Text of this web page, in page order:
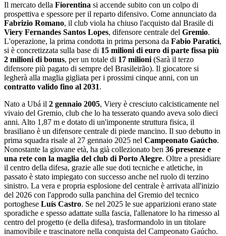
Il mercato della Fiorentina si accende subito con un colpo di
prospettiva e spessore per il reparto difensivo. Come annunciato da
Fabrizio Romano, il club viola ha chiuso l'acquisto dal Brasile di
Viery Fernandes Santos Lopes, difensore centrale del Gremio.
L'operazione, la prima condotta in prima persona da Fabio Paratici,
si è concretizzata sulla base di 15 milioni di euro di parte fissa più
2 milioni di bonus, per un totale di 17 milioni (Sarà il terzo
difensore più pagato di sempre del Brasileirão). Il giocatore si
legherà alla maglia gigliata per i prossimi cinque anni, con un
contratto valido fino al 2031.
Nato a Ubá il 2 gennaio 2005, Viery è cresciuto calcisticamente nel
vivaio del Gremio, club che lo ha tesserato quando aveva solo dieci
anni. Alto 1,87 m e dotato di un'imponente struttura fisica, il
brasiliano è un difensore centrale di piede mancino. Il suo debutto in
prima squadra risale al 27 gennaio 2025 nel Campeonato Gaúcho.
Nonostante la giovane età, ha già collezionato ben 36 presenze e
una rete con la maglia del club di Porto Alegre. Oltre a presidiare
il centro della difesa, grazie alle sue doti tecniche e atletiche, in
passato è stato impiegato con successo anche nel ruolo di terzino
sinistro. La vera e propria esplosione del centrale è arrivata all'inizio
del 2026 con l'approdo sulla panchina del Gremio del tecnico
portoghese Luís Castro. Se nel 2025 le sue apparizioni erano state
sporadiche e spesso adattate sulla fascia, l'allenatore lo ha rimesso al
centro del progetto (e della difesa), trasformandolo in un titolare
inamovibile e trascinatore nella conquista del Campeonato Gaúcho.